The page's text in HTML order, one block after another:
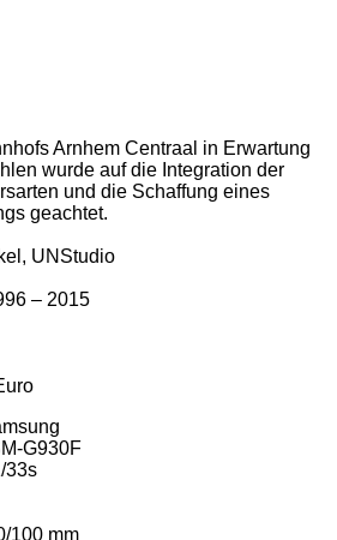
Arnhem Centraal in Erwartung
wurde auf die Integration der
und die Schaffung eines
geachtet.
UNStudio
– 2015
G930F
33s
100 mm